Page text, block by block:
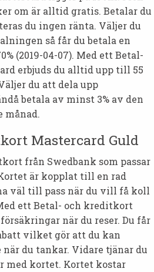
om är alltid gratis. Betalar du
du ingen ränta. Väljer du
så får du betala en
(2019-04-07). Med ett Betal-
erbjuds du alltid upp till 55
du att dela upp
betala av minst 3% av den
månad.
Mastercard Guld
från Swedbank som passar
är kopplat till en rad
väl till pass när du vill få koll
ett Betal- och kreditkort
när du reser. Du får
vilket gör att du kan
du tankar. Vidare tjänar du
med kortet. Kortet kostar